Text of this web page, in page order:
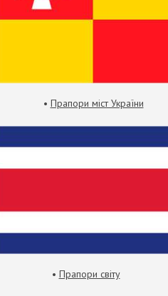
• Прапори міст України
• Прапори світу